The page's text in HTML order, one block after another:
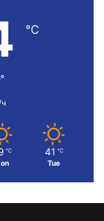
℃
℃ 41 ℃
Tue